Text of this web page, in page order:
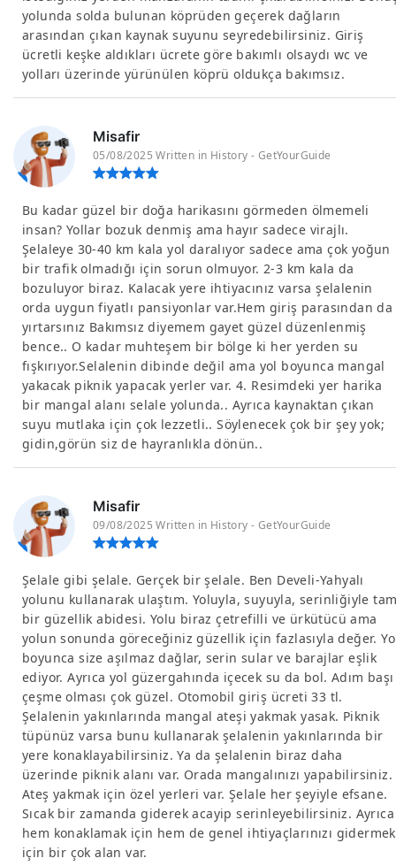
yolunda solda bulunan köprüden geçerek dağların
arasından çıkan kaynak suyunu seyredebilirsiniz. Giriş
ücretli keşke aldıkları ücrete göre bakımlı olsaydı wc ve
yolları üzerinde yürünülen köprü oldukça bakımsız.
Misafir
05/08/2025 Written in History - GetYourGuide
Bu kadar güzel bir doğa harikasını görmeden ölmemeli
insan? Yollar bozuk denmiş ama hayır sadece virajlı.
Şelaleye 30-40 km kala yol daralıyor sadece ama çok yoğun
bir trafik olmadığı için sorun olmuyor. 2-3 km kala da
bozuluyor biraz. Kalacak yere ihtiyacınız varsa şelalenin
orda uygun fiyatlı pansiyonlar var.Hem giriş parasından da
yırtarsınız Bakımsız diyemem gayet güzel düzenlenmiş
bence.. O kadar muhteşem bir bölge ki her yerden su
fışkırıyor.Selalenin dibinde değil ama yol boyunca mangal
yakacak piknik yapacak yerler var. 4. Resimdeki yer harika
bir mangal alanı selale yolunda.. Ayrıca kaynaktan çıkan
suyu mutlaka için çok lezzetli.. Söylenecek çok bir şey yok;
gidin,görün siz de hayranlıkla dönün..
Misafir
09/08/2025 Written in History - GetYourGuide
Şelale gibi şelale. Gerçek bir şelale. Ben Develi-Yahyalı
yolunu kullanarak ulaştım. Yoluyla, suyuyla, serinliğiyle
bir güzellik abidesi. Yolu biraz çetrefilli ve ürkütücü ama
yolun sonunda göreceğiniz güzellik için fazlasıyla değer.
boyunca size aşılmaz dağlar, serin sular ve barajlar eşlik
ediyor. Ayrıca yol güzergahında içecek su da bol. Adım başı
çeşme olması çok güzel. Otomobil giriş ücreti 33 tl.
Şelalenin yakınlarında mangal ateşi yakmak yasak. Piknik
tüpünüz varsa bunu kullanarak şelalenin yakınlarında bir
yere konaklayabilirsiniz. Ya da şelalenin biraz daha
üzerinde piknik alanı var. Orada mangalınızı yapabilirsiniz.
Ateş yakmak için özel yerleri var. Şelale her şeyiyle efsane.
Sıcak bir zamanda giderek acayip serinleyebilirsiniz. Ayrıca
hem konaklamak için hem de genel ihtiyaçlarınızı gidermek
için bir çok alan var.